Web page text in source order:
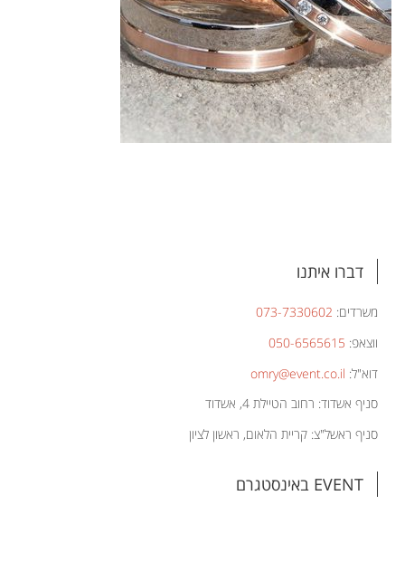
דברו איתנו
משרדים: 073-7330602
ווצאפ: 050-6565615
דוא"ל: omry@event.co.il
סניף אשדוד: רחוב הטיילת 4, אשדוד
סניף ראשל"צ: קריית הלאום, ראשון לציון
EVENT באינסטגרם